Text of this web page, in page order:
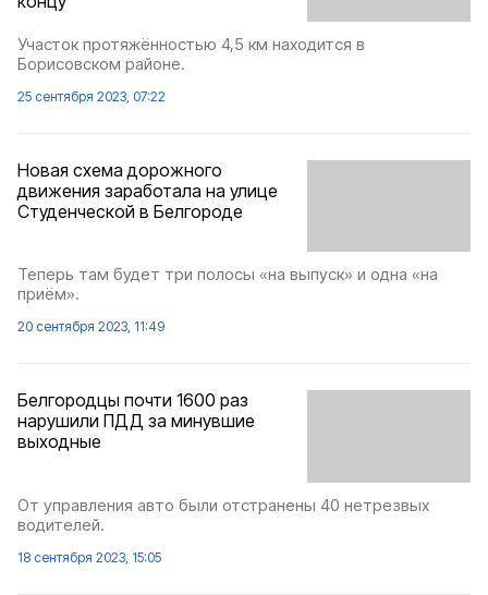
Участок протяжённостью 4,5 км находится в
Борисовском районе.
25 сентября 2023, 07:22
Новая схема дорожного
движения заработала на улице
Студенческой в Белгороде
Теперь там будет три полосы «на выпуск» и одна «на
приём».
20 сентября 2023, 11:49
Белгородцы почти 1600 раз
нарушили ПДД за минувшие
выходные
От управления авто были отстранены 40 нетрезвых
водителей.
18 сентября 2023, 15:05